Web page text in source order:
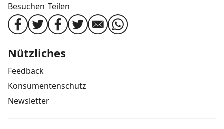
Besuchen Teilen
Nützliches
Feedback
Konsumentenschutz
Newsletter